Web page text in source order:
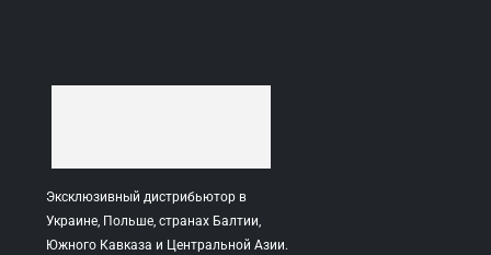
Эксклюзивный дистрибьютор в
Украине, Польше, странах Балтии,
Южного Кавказа и Центральной Азии.